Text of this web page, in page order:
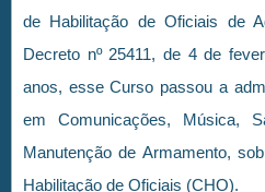
de Habilitação de Oficiais de
Decreto nº 25411, de 4 de
anos, esse Curso passou a
em Comunicações, Música,
Manutenção de Armamento,
Habilitação de Oficiais (CHO).